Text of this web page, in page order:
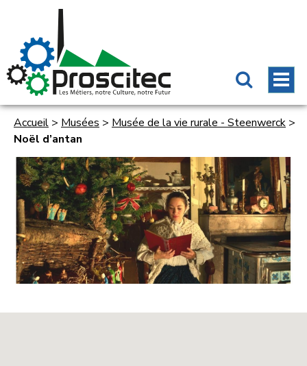
Accueil > Musées > Musée de la vie rurale - Steenwerck >
Noël d’antan